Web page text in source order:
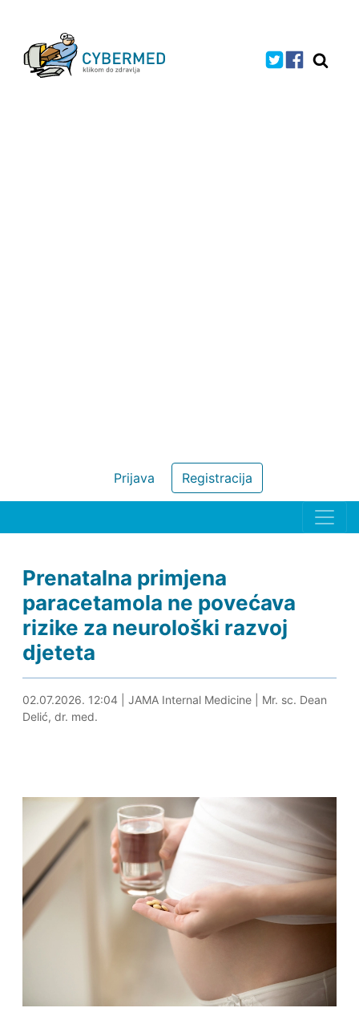
Registracija
Prijava
Prenatalna primjena
paracetamola ne povećava
rizike za neurološki razvoj
djeteta
06.07.2026. 23:49
02.07.2026. 12:04| JAMA Internal Medicine| Mr. sc. Dean
Delić, dr. med.